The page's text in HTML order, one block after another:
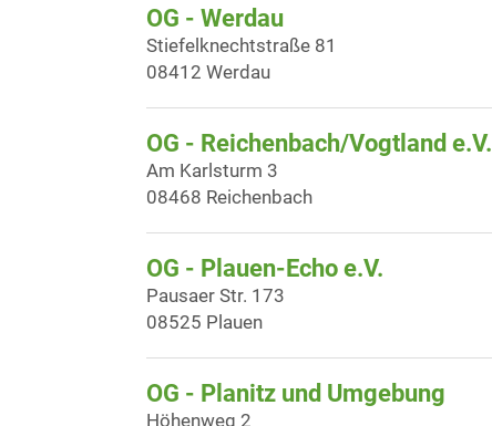
OG - Werdau
Stiefelknechtstraße 81
08412 Werdau
OG - Reichenbach/Vogtland e.V.
Am Karlsturm 3
08468 Reichenbach
OG - Plauen-Echo e.V.
Pausaer Str. 173
08525 Plauen
OG - Planitz und Umgebung
Höhenweg 2